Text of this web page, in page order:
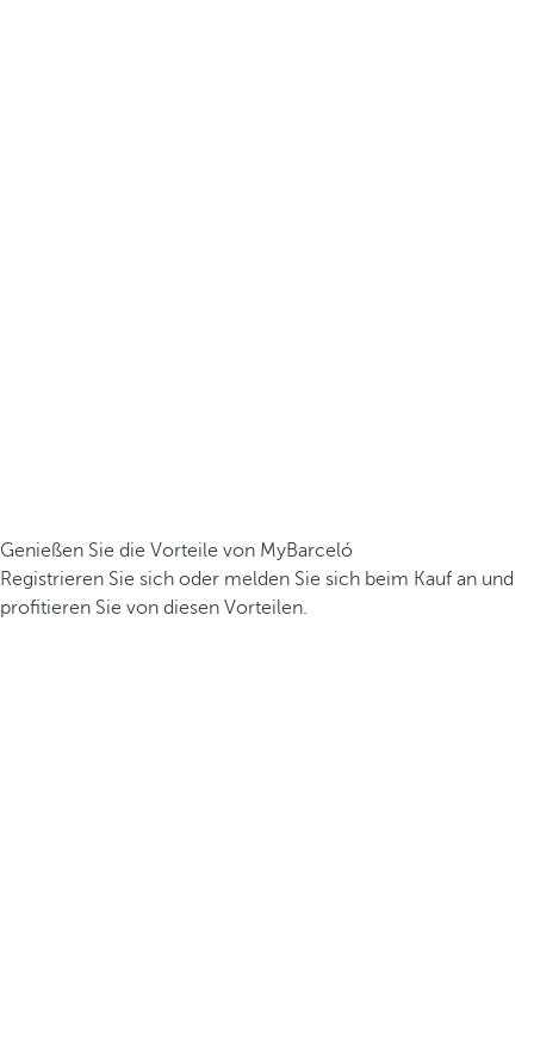
Genießen Sie die Vorteile von MyBarceló
Registrieren Sie sich oder melden Sie sich beim Kauf an und
profitieren Sie von diesen Vorteilen.